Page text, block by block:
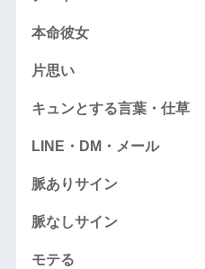
本命彼女
片思い
キュンとする言葉・仕草
LINE・DM・メール
脈ありサイン
脈なしサイン
モテる